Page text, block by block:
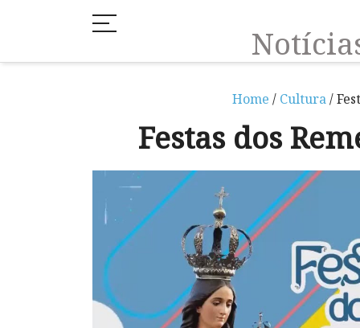
Home / Cultura/
Festas dos